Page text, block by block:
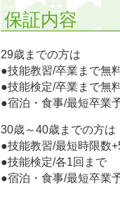
保証内容
29歳までの方は
●技能教習/卒業まで無
●技能検定/卒業まで無
●宿泊・食事/最短卒業
30歳～40歳までの方は
●技能教習/最短時限数
●技能検定/各1回
●宿泊・食事/最短卒業